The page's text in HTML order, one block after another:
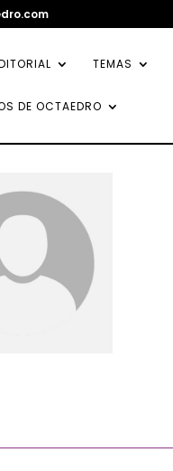
TEMAS
DE OCTAEDRO